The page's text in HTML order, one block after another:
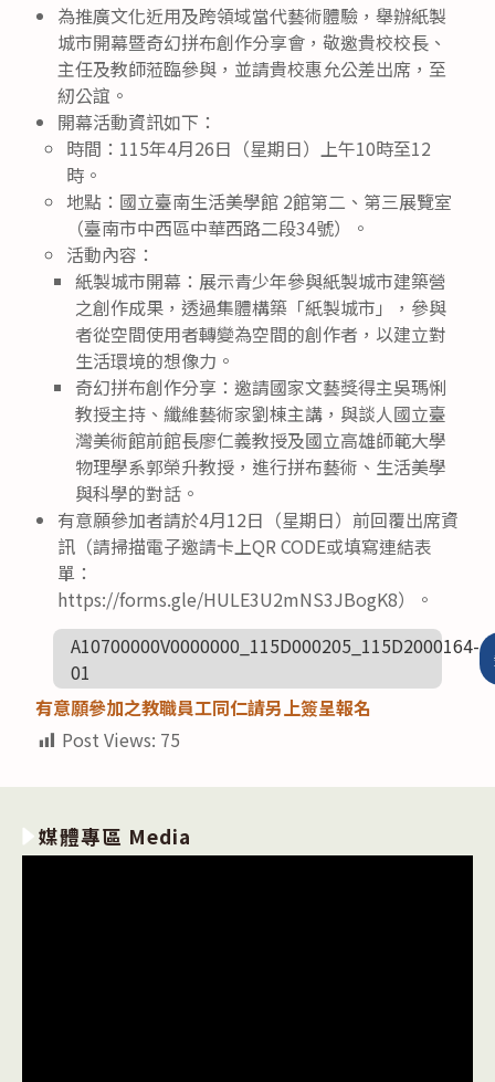
為推廣文化近用及跨領域當代藝術體驗，舉辦紙製
城市開幕暨奇幻拼布創作分享會，敬邀貴校校長、
主任及教師蒞臨參與，並請貴校惠允公差出席，至
紉公誼。
開幕活動資訊如下：
時間：115年4月26日（星期日）上午10時至12
時。
地點：國立臺南生活美學館 2館第二、第三展覽室
（臺南市中西區中華西路二段34號）。
活動內容：
紙製城市開幕：展示青少年參與紙製城市建築營
之創作成果，透過集體構築「紙製城市」，參與
者從空間使用者轉變為空間的創作者，以建立對
生活環境的想像力。
奇幻拼布創作分享：邀請國家文藝獎得主吳瑪悧
教授主持、纖維藝術家劉棟主講，與談人國立臺
灣美術館前館長廖仁義教授及國立高雄師範大學
物理學系郭榮升教授，進行拼布藝術、生活美學
與科學的對話。
有意願參加者請於4月12日（星期日）前回覆出席資
訊（請掃描電子邀請卡上QR CODE或填寫連結表
單：
https://forms.gle/HULE3U2mNS3JBogK8）。
A10700000V0000000_115D000205_115D2000164-
01
有意願參加之教職員工同仁請另上簽呈報名
Post Views: 75
媒體專區 Media